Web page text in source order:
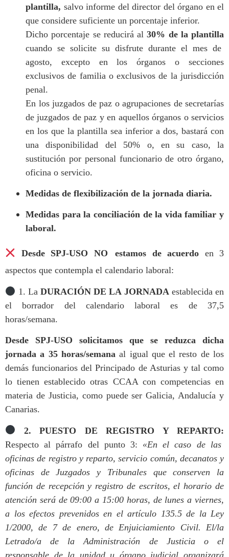
plantilla, salvo informe del director del órgano en el
que considere suficiente un porcentaje inferior.
Dicho porcentaje se reducirá al30% de la plantilla
cuando se solicite su disfrute durante el mes de
agosto, excepto en los órganos o secciones
exclusivos de familia o exclusivos de la jurisdicción
penal.
En los juzgados de paz o agrupaciones de secretarías
de juzgados de paz y en aquellos órganos o servicios
en los que la plantilla sea inferior a dos, bastará con
una disponibilidad del 50% o, en su caso, la
sustitución por personal funcionario de otro órgano,
oficina o servicio.
Medidas de flexibilización de la jornada diaria.
Medidas para la conciliación de la vida familiar y
laboral.
Desde SPJ-USO NO estamos de acuerdo en 3
aspectos que contempla el calendario laboral:
1. LaDURACIÓN DE LA JORNADA establecida en
el borrador del calendario laboral es de 37,5
horas/semana.
Desde SPJ-USO solicitamos que se reduzca dicha
jornada a 35 horas/semanaal igual que el resto de los
demás funcionarios del Principado de Asturias y tal como
lo tienen establecido otras CCAA con competencias en
materia de Justicia, como puede ser Galicia, Andalucía y
Canarias.
2.PUESTO DE REGISTRO Y REPARTO:
Respecto al párrafo del punto 3: «En el caso de las
oficinas de registro y reparto, servicio común, decanatos y
oficinas de Juzgados y Tribunales que conserven la
función de recepción y registro de escritos, el horario de
atención será de 09:00 a 15:00 horas, de lunes a viernes,
a los efectos prevenidos en el artículo 135.5 de la Ley
1/2000, de 7 de enero, de Enjuiciamiento Civil. El/la
Letrado/a de la Administración de Justicia o el
responsable de la unidad u órgano judicial organizará